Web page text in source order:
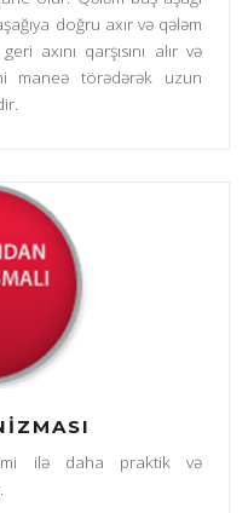
doğru axır və qələm
axını qarşısını alır və
maneə törədərək uzun
ilə daha praktik və